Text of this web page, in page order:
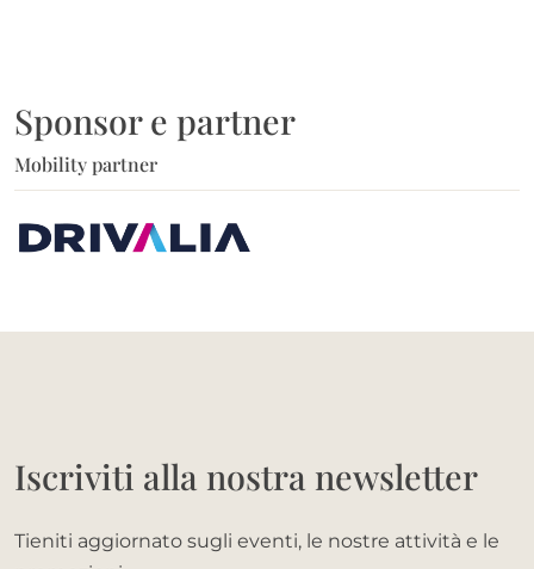
Sponsor e partner
Mobility partner
Iscriviti alla nostra newsletter
Tieniti aggiornato sugli eventi, le nostre attività e le